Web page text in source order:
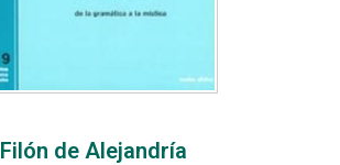
Filón de Alejandría